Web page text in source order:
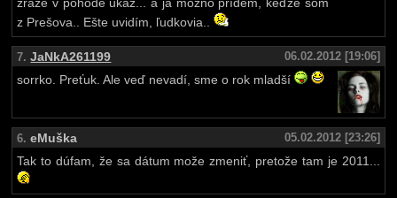
zraze v pohode ukáž... a ja možno prídem, keďže som
z Prešova.. Ešte uvidím, ľudkovia..
7. JaNkA261199
06.02.2012 [19:06]
sorrko. Preťuk. Ale veď nevadí, sme o rok mladší
6. eMuška
05.02.2012 [23:26]
Tak to dúfam, že sa dátum može zmeniť, pretože tam je 2011...